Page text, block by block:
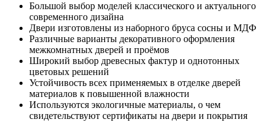
Большой выбор моделей классического и актуального
современного дизайна
Двери изготовлены из наборного бруса сосны и МДФ
Различные варианты декоративного оформления
межкомнатных дверей и проёмов
Широкий выбор древесных фактур и однотонных
цветовых решений
Устойчивость всех применяемых в отделке дверей
материалов к повышенной влажности
Используются экологичные материалы, о чем
свидетельствуют сертификаты на двери и покрытия